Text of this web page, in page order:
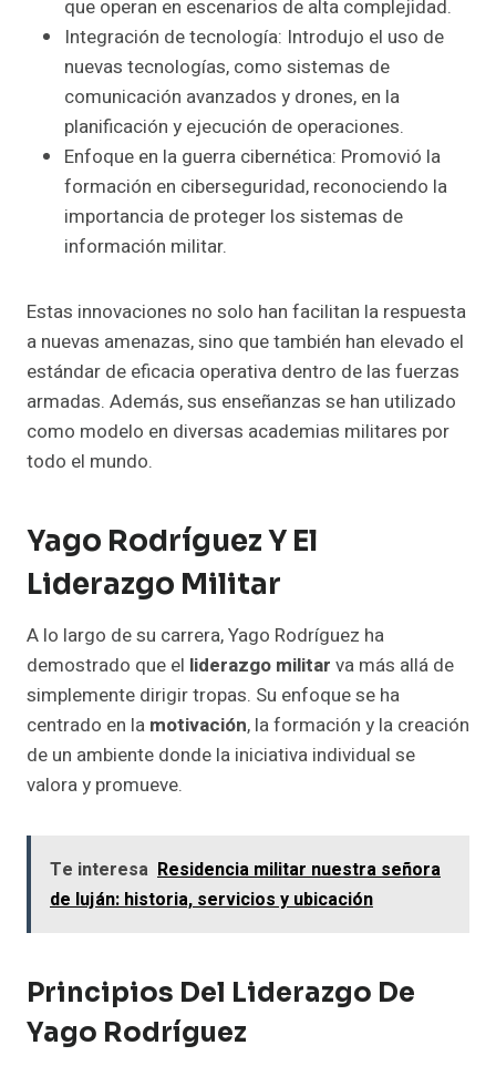
que operan en escenarios de alta complejidad.
Integración de tecnología: Introdujo el uso de
nuevas tecnologías, como sistemas de
comunicación avanzados y drones, en la
planificación y ejecución de operaciones.
Enfoque en la guerra cibernética: Promovió la
formación en ciberseguridad, reconociendo la
importancia de proteger los sistemas de
información militar.
Estas innovaciones no solo han facilitan la respuesta
a nuevas amenazas, sino que también han elevado el
estándar de eficacia operativa dentro de las fuerzas
armadas. Además, sus enseñanzas se han utilizado
como modelo en diversas academias militares por
todo el mundo.
Yago Rodríguez Y El
Liderazgo Militar
A lo largo de su carrera, Yago Rodríguez ha
demostrado que el liderazgo militar va más allá de
simplemente dirigir tropas. Su enfoque se ha
centrado en la motivación, la formación y la creación
de un ambiente donde la iniciativa individual se
valora y promueve.
Te interesa Residencia militar nuestra señora
de luján: historia, servicios y ubicación
Principios Del Liderazgo De
Yago Rodríguez